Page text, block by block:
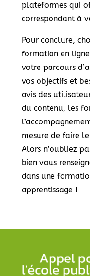
plateformes qui
correspondant à
Pour conclure,
formation en
votre parcours
vos objectifs et
avis des
du contenu, les
mesure de faire
Alors n’oubliez
bien vous
dans une
apprentissage !